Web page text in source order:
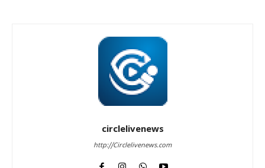
circlelivenews
http://Circlelivenews.com